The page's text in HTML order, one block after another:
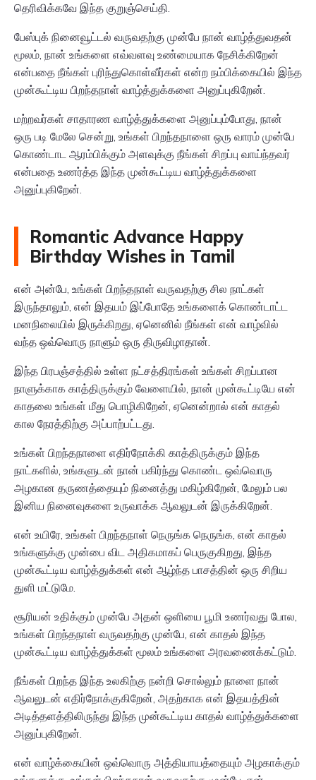
தெரிவிக்கவே இந்த குறுஞ்செய்தி.
பேஸ்புக் நினைவூட்டல் வருவதற்கு முன்பே நான் வாழ்த்துவதன்
மூலம், நான் உங்களை எவ்வளவு உண்மையாக நேசிக்கிறேன்
என்பதை நீங்கள் புரிந்துகொள்வீர்கள் என்ற நம்பிக்கையில் இந்த
முன்கூட்டிய பிறந்தநாள் வாழ்த்துக்களை அனுப்புகிறேன்.
மற்றவர்கள் சாதாரண வாழ்த்துக்களை அனுப்பும்போது, நான்
ஒரு படி மேலே சென்று, உங்கள் பிறந்தநாளை ஒரு வாரம் முன்பே
கொண்டாட ஆரம்பிக்கும் அளவுக்கு நீங்கள் சிறப்பு வாய்ந்தவர்
என்பதை உணர்த்த இந்த முன்கூட்டிய வாழ்த்துக்களை
அனுப்புகிறேன்.
Romantic Advance Happy
Birthday Wishes in Tamil
என் அன்பே, உங்கள் பிறந்தநாள் வருவதற்கு சில நாட்கள்
இருந்தாலும், என் இதயம் இப்போதே உங்களைக் கொண்டாட்ட
மனநிலையில் இருக்கிறது, ஏனெனில் நீங்கள் என் வாழ்வில்
வந்த ஒவ்வொரு நாளும் ஒரு திருவிழாதான்.
இந்த பிரபஞ்சத்தில் உள்ள நட்சத்திரங்கள் உங்கள் சிறப்பான
நாளுக்காக காத்திருக்கும் வேளையில், நான் முன்கூட்டியே என்
காதலை உங்கள் மீது பொழிகிறேன், ஏனென்றால் என் காதல்
கால நேரத்திற்கு அப்பாற்பட்டது.
உங்கள் பிறந்தநாளை எதிர்நோக்கி காத்திருக்கும் இந்த
நாட்களில், உங்களுடன் நான் பகிர்ந்து கொண்ட ஒவ்வொரு
அழகான தருணத்தையும் நினைத்து மகிழ்கிறேன், மேலும் பல
இனிய நினைவுகளை உருவாக்க ஆவலுடன் இருக்கிறேன்.
என் உயிரே, உங்கள் பிறந்தநாள் நெருங்க நெருங்க, என் காதல்
உங்களுக்கு முன்பை விட அதிகமாகப் பெருகுகிறது, இந்த
முன்கூட்டிய வாழ்த்துக்கள் என் ஆழ்ந்த பாசத்தின் ஒரு சிறிய
துளி மட்டுமே.
சூரியன் உதிக்கும் முன்பே அதன் ஒளியை பூமி உணர்வது போல,
உங்கள் பிறந்தநாள் வருவதற்கு முன்பே, என் காதல் இந்த
முன்கூட்டிய வாழ்த்துக்கள் மூலம் உங்களை அரவணைக்கட்டும்.
நீங்கள் பிறந்த இந்த உலகிற்கு நன்றி சொல்லும் நாளை நான்
ஆவலுடன் எதிர்நோக்குகிறேன், அதற்காக என் இதயத்தின்
அடித்தளத்திலிருந்து இந்த முன்கூட்டிய காதல் வாழ்த்துக்களை
அனுப்புகிறேன்.
என் வாழ்க்கையின் ஒவ்வொரு அத்தியாயத்தையும் அழகாக்கும்